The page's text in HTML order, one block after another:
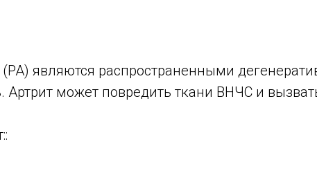
являются распространенными
может повредить ткани ВНЧС и